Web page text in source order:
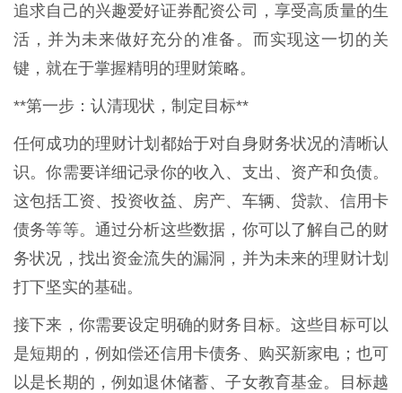
追求自己的兴趣爱好证券配资公司，享受高质量的生
活，并为未来做好充分的准备。而实现这一切的关
键，就在于掌握精明的理财策略。
**第一步：认清现状，制定目标**
任何成功的理财计划都始于对自身财务状况的清晰认
识。你需要详细记录你的收入、支出、资产和负债。
这包括工资、投资收益、房产、车辆、贷款、信用卡
债务等等。通过分析这些数据，你可以了解自己的财
务状况，找出资金流失的漏洞，并为未来的理财计划
打下坚实的基础。
接下来，你需要设定明确的财务目标。这些目标可以
是短期的，例如偿还信用卡债务、购买新家电；也可
以是长期的，例如退休储蓄、子女教育基金。目标越